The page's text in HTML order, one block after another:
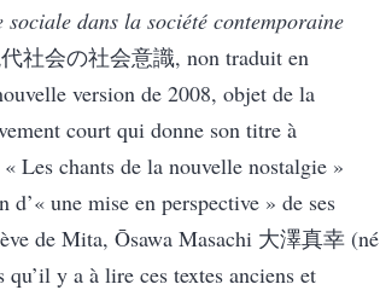
sociale dans la société contemporaine
社会の社会意識, non traduit en
version de 2008, objet de la
court qui donne son titre à
Les chants de la nouvelle nostalgie »
une mise en perspective » de ses
de Mita, Ōsawa Masachi 大澤真幸 (né
y a à lire ces textes anciens et